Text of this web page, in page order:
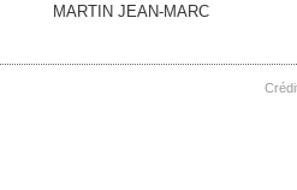
MARTIN JEAN-MARC